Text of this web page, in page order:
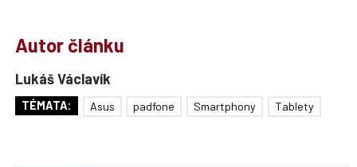
Autor článku
Lukáš Václavík
TÉMATA: Asus padfone Smartphony Tablety